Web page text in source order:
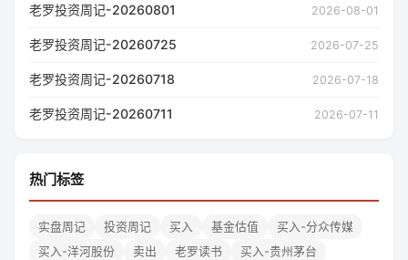
老罗投资周记-20260801 2026-08-01
老罗投资周记-20260725 2026-07-25
老罗投资周记-20260718 2026-07-18
老罗投资周记-20260711 2026-07-11
热门标签
实盘周记 投资周记 买入 基金估值
买入-分众传媒
买入-洋河股份
卖出 老罗读书
买入-贵州茅台